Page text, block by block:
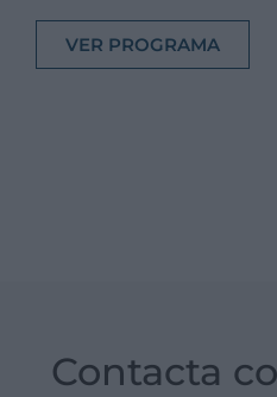
VER PROGRAMA
Contacta